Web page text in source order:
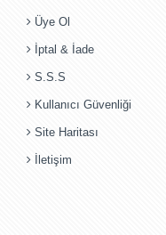
Üye Ol
İptal & İade
S.S.S
Kullanıcı Güvenliği
Site Haritası
İletişim